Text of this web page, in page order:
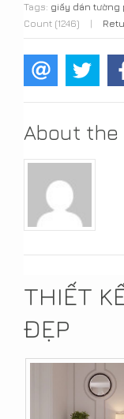
Tags: giấy dán tường
Count (1246)
|
About
THIẾT
ĐẸP